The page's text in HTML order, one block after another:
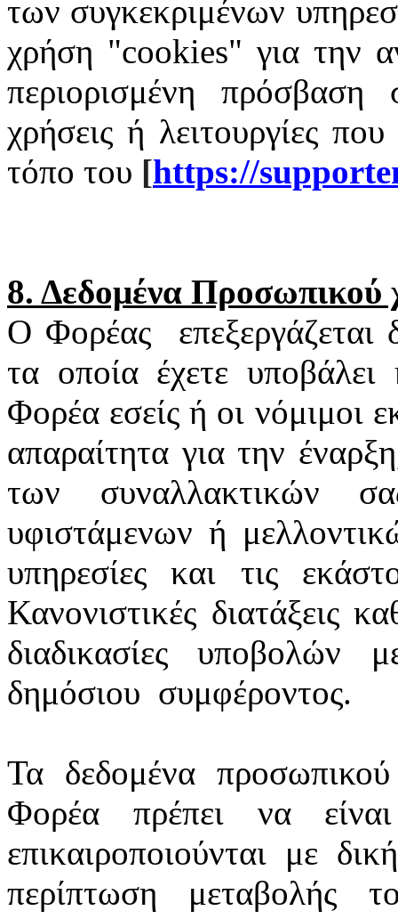
των συγκεκριμένων
χρήση "cookies" για την
περιορισμένη πρόσβαση
χρήσεις ή λειτουργίες
τόπο του [https://
8. Δεδομένα Προσωπικού
Ο Φορέας
τα οποία έχετε
Φορέα εσείς ή οι νόμιμοι
απαραίτητα για την
των συναλλακτικών
υφιστάμενων ή
υπηρεσίες και τις
Κανονιστικές διατάξεις
διαδικασίες
δημόσιου συμφέροντος.
Τα δεδομένα
Φορέα πρέπει να
επικαιροποιούνται με
περίπτωση μεταβολής